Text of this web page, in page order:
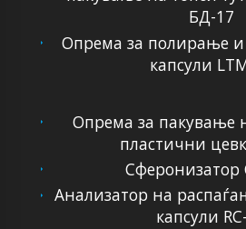
БД-17
Опрема за полирање
капсули
Опрема за пакување
пластични
Сферонизатор
Анализатор на
капсули